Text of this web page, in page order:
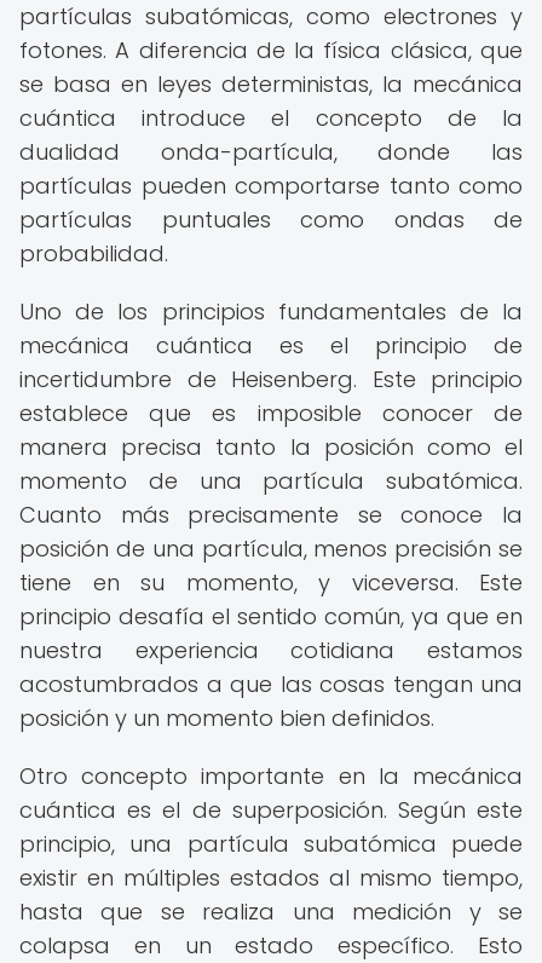
partículas subatómicas, como electrones y
fotones. A diferencia de la física clásica, que
se basa en leyes deterministas, la mecánica
cuántica introduce el concepto de la
dualidad onda-partícula, donde las
partículas pueden comportarse tanto como
partículas puntuales como ondas de
probabilidad.
Uno de los principios fundamentales de la
mecánica cuántica es el principio de
incertidumbre de Heisenberg. Este principio
establece que es imposible conocer de
manera precisa tanto la posición como el
momento de una partícula subatómica.
Cuanto más precisamente se conoce la
posición de una partícula, menos precisión se
tiene en su momento, y viceversa. Este
principio desafía el sentido común, ya que en
nuestra experiencia cotidiana estamos
acostumbrados a que las cosas tengan una
posición y un momento bien definidos.
Otro concepto importante en la mecánica
cuántica es el de superposición. Según este
principio, una partícula subatómica puede
existir en múltiples estados al mismo tiempo,
hasta que se realiza una medición y se
colapsa en un estado específico. Esto